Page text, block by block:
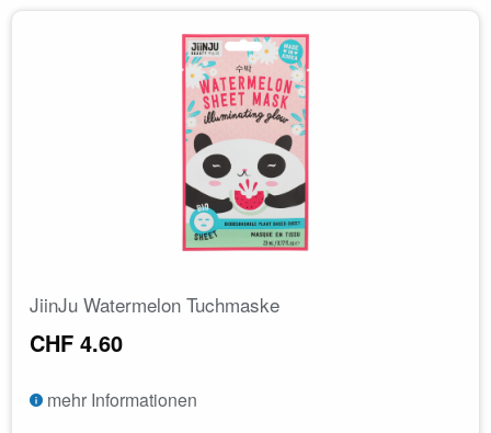
JiinJu Watermelon Tuchmaske
CHF 4.60
mehr Informationen